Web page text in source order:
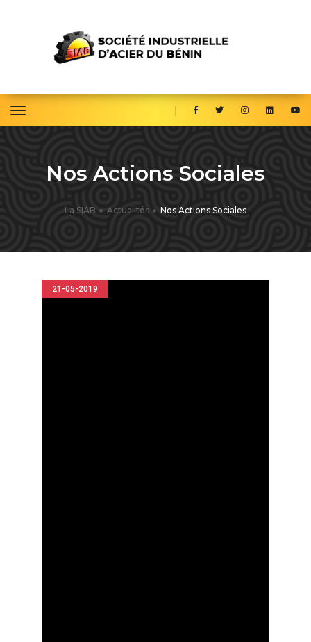
toggle navigation
Nos Actions Sociales
La SIAB Actualités Nos Actions Sociales
21-05-2019